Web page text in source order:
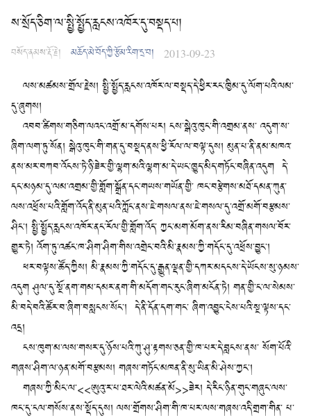
ས་སྲོད་ཅིག་ལ་སྤྱི་སྤྱོད་རླངས་འཁོར་དུ་བསྡད་པ།
བསོད་ནམས་རྡོ་རྗེ། མཆོད་མེ་བོད་ཀྱི་རྩོམ་རིག་དྲ་བ། 2013-09-23
ལས་མཚམས་གྲོལ་རྗེས། སྤྱི་སྤྱོད་རླངས་འཁོར་ལ་བསྡད་དེ་ཕྱིར་རང་ཁྱིམ་དུ་ལོག་པའི་ལམ་
དུ་ཞུགས།
འབབ་ཚིགས་གཅིག་ལའང་འགྲོ་མ་དགོས་པར། ངས་སྒེའུ་ཁུང་གི་འགྲམ་ནས་ འདུག་ས་
ཞིག་ལག་ཏུ་སོན། སྒེའུ་ཁུང་གི་གན་དུ་བསྡད་ནས་ཕྱི་རོལ་ལ་བལྟ་དུས། མུན་པ་ནི་ནམ་མཁའ་
ནས་མར་བཀབ་འོངས་ཏེ་ཉི་ཟེར་གྱི་ལྷག་མའི་ལྷག་མ་དེ་ཡང་ཁྱུད་མིད་གཏོང་བཞིན་འདུག དེ་
དང་མཉམ་དུ་ལམ་འགྲམ་གྱི་གློག་སྒྲོན་དང་གཡས་གཡོན་གྱི་ ཁང་བརྩེགས་མཐོ་དམན་ཀུན་
ལས་འཕྲོས་པའི་གློག་འོད་ནི་མུན་པའི་ཀློང་ནས་ཇེ་གསལ་ནས་ཇེ་གསལ་དུ་འགྲོ་མགོ་བརྩམས་
ཤིང་། སྤྱི་སྤྱོད་རླངས་འཁོར་ནང་རོལ་གྱི་གློག་འོད་ ཀྱང་མག་མོག་ནས་རིམ་བཞིན་གསལ་བོར་
གྱུར་ཏེ། འོག་ཏུ་འཚང་ཁ་ཤིག་ཤིག་གིས་འགྲེང་བའི་མི་རྣམས་ཀྱི་གདོང་དུ་འཕྲོས་བྱུང་།
ཕར་བལྟས་ཚོད་ཀྱིས། མི་རྣམས་ཀྱི་གདོང་དུ་རྒྱུན་ལྡན་གྱི་དཀར་མདངས་དེ་ཡོངས་སུ་ཉམས་
འདུག ཤུལ་དུ་སྔོ་ནག་གམ་དམར་ནག་གི་མདོག་གང་རུང་ཞིག་མངོན་ཏེ། གན་གྱི་ང་ལ་སེམས་
མི་བདེ་བའི་ཚོར་བ་ཞིག་བསླངས་སོང་། དེ་ནི་དོན་དག་གང་ ཞིག་འབྱུང་ངེས་པའི་སྔ་ལྟས་དང་
འདྲ།
ངས་ཁུག་མ་ལས་གསར་དུ་ཉོས་པའི་ཀུ་ཤུ་རྟགས་ཅན་གྱི་ཁ་པར་དེ་བླངས་ནས་ སོག་པོའི་
གཞས་ཤིག་ལ་ཉན་མགོ་བརྩམས། གཞས་གཏོང་མཁན་ནི་སུ་ཡིན་མི་ཤེས་ཀྱང་།
གཞས་ཀྱི་མིང་ལ་<<ཨུའུ་ར་པ་ཐར་ལེའི་མཚན་མོ>>ཟེར། དེ་རིང་ཉིན་གུང་གཞུང་ལས་
ཁང་དུ་ངལ་གསོས་ནས་སྡོད་དུས། ལས་གྲོགས་ཤིག་གི་ཁ་པར་ལས་གཞས་འདི་གྲག་གིན་ པ་